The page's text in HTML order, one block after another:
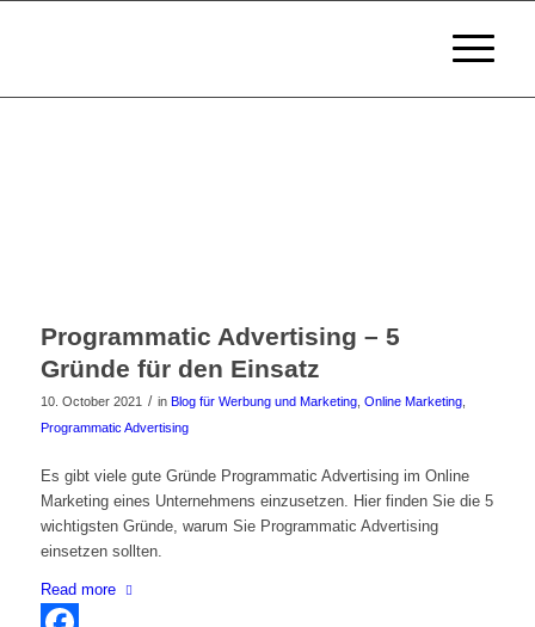
Programmatic Advertising – 5
Gründe für den Einsatz
10. October 2021 / in Blog für Werbung und Marketing, Online Marketing,
Programmatic Advertising
Es gibt viele gute Gründe Programmatic Advertising im Online
Marketing eines Unternehmens einzusetzen. Hier finden Sie die 5
wichtigsten Gründe, warum Sie Programmatic Advertising
einsetzen sollten.
Read more